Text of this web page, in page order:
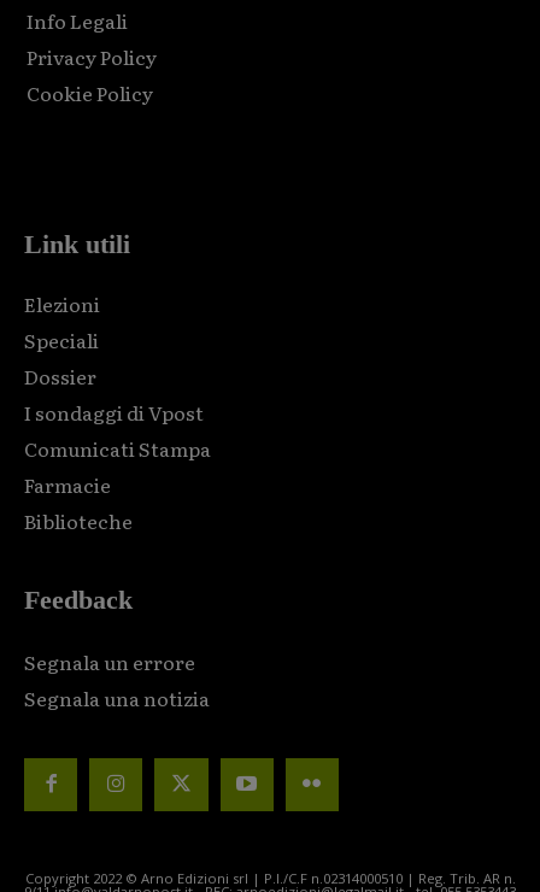
Info Legali
Privacy Policy
Cookie Policy
Link utili
Elezioni
Speciali
Dossier
I sondaggi di Vpost
Comunicati Stampa
Farmacie
Biblioteche
Feedback
Segnala un errore
Segnala una notizia
Copyright 2022 © Arno Edizioni srl | P.I./C.F n.02314000510 | Reg. Trib. AR n.